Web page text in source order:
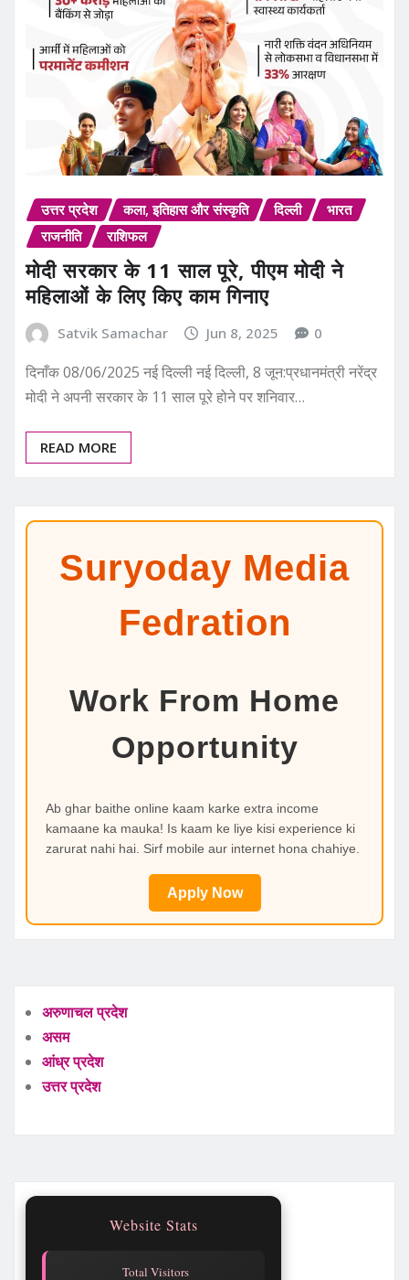
उत्तर प्रदेश कला, इतिहास और संस्कृति दिल्ली
भारत
राजनीति
राशिफल
मोदी सरकार के 11 साल पूरे, पीएम मोदी ने
महिलाओं के लिए किए काम गिनाए
Satvik Samachar Jun 8, 2025 0
दिनाँक 08/06/2025 नई दिल्ली नई दिल्ली, 8 जून:प्रधानमंत्री नरेंद्र
मोदी ने अपनी सरकार के 11 साल पूरे होने पर शनिवार…
READ MORE
Suryoday Media
Fedration
Work From Home
Opportunity
Ab ghar baithe online kaam karke extra income
kamaane ka mauka! Is kaam ke liye kisi experience ki
zarurat nahi hai. Sirf mobile aur internet hona chahiye.
Apply Now
अरुणाचल प्रदेश
असम
आंध्र प्रदेश
उत्तर प्रदेश
Website Stats
Total Visitors